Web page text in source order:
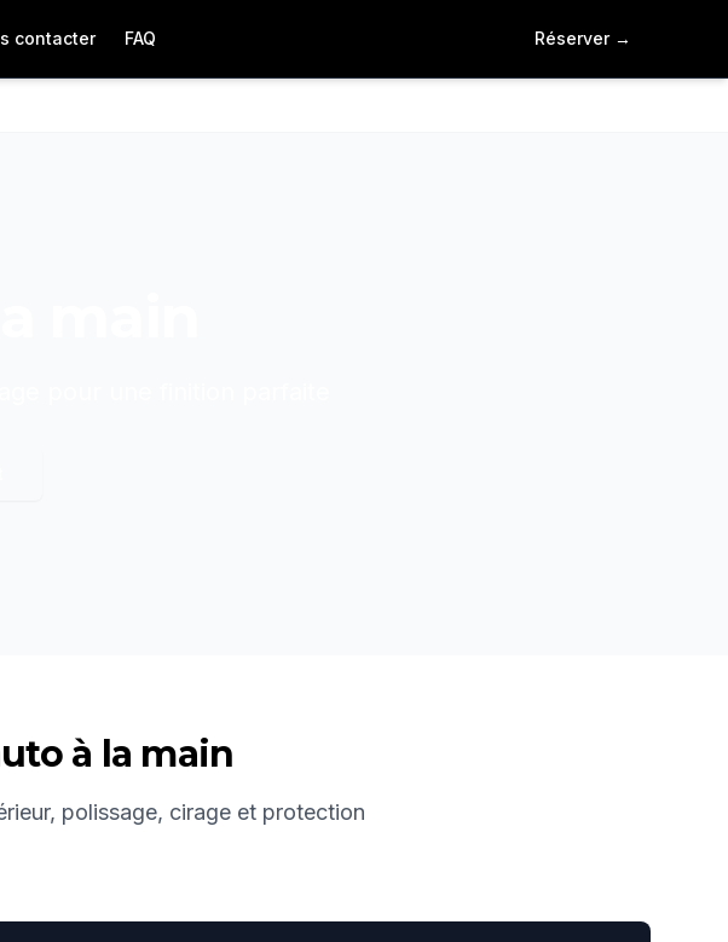
contacter FAQ Réserver →
à la main
polissage, cirage et protection